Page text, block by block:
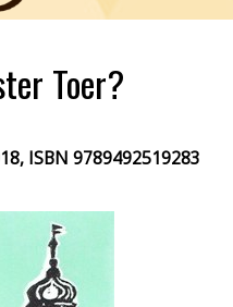
Toer?
ISBN 9789492519283